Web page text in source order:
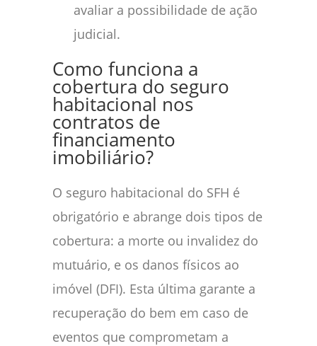
avaliar a possibilidade de ação
judicial.
Como funciona a
cobertura do seguro
habitacional nos
contratos de
financiamento
imobiliário?
O seguro habitacional do SFH é
obrigatório e abrange dois tipos de
cobertura: a morte ou invalidez do
mutuário, e os danos físicos ao
imóvel (DFI). Esta última garante a
recuperação do bem em caso de
eventos que comprometam a